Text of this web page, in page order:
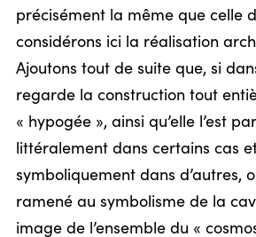
précisément la même que celle
considérons ici la réalisation
Ajoutons tout de suite que, si
regarde la construction tout
« hypogée », ainsi qu’elle l’est
littéralement dans certains cas
symboliquement dans d’autres,
ramené au symbolisme de la
image de l’ensemble du «